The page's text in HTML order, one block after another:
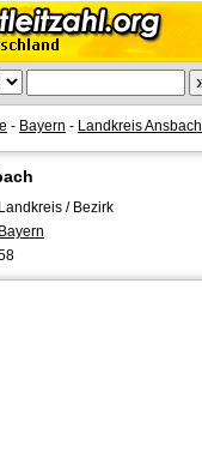
- Bayern - Landkreis Ansbach
Landkreis / Bezirk
Bayern